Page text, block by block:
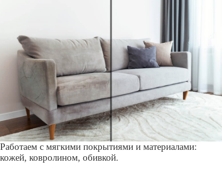
Работаем с мягкими покрытиями и материалами:
кожей, ковролином, обивкой.